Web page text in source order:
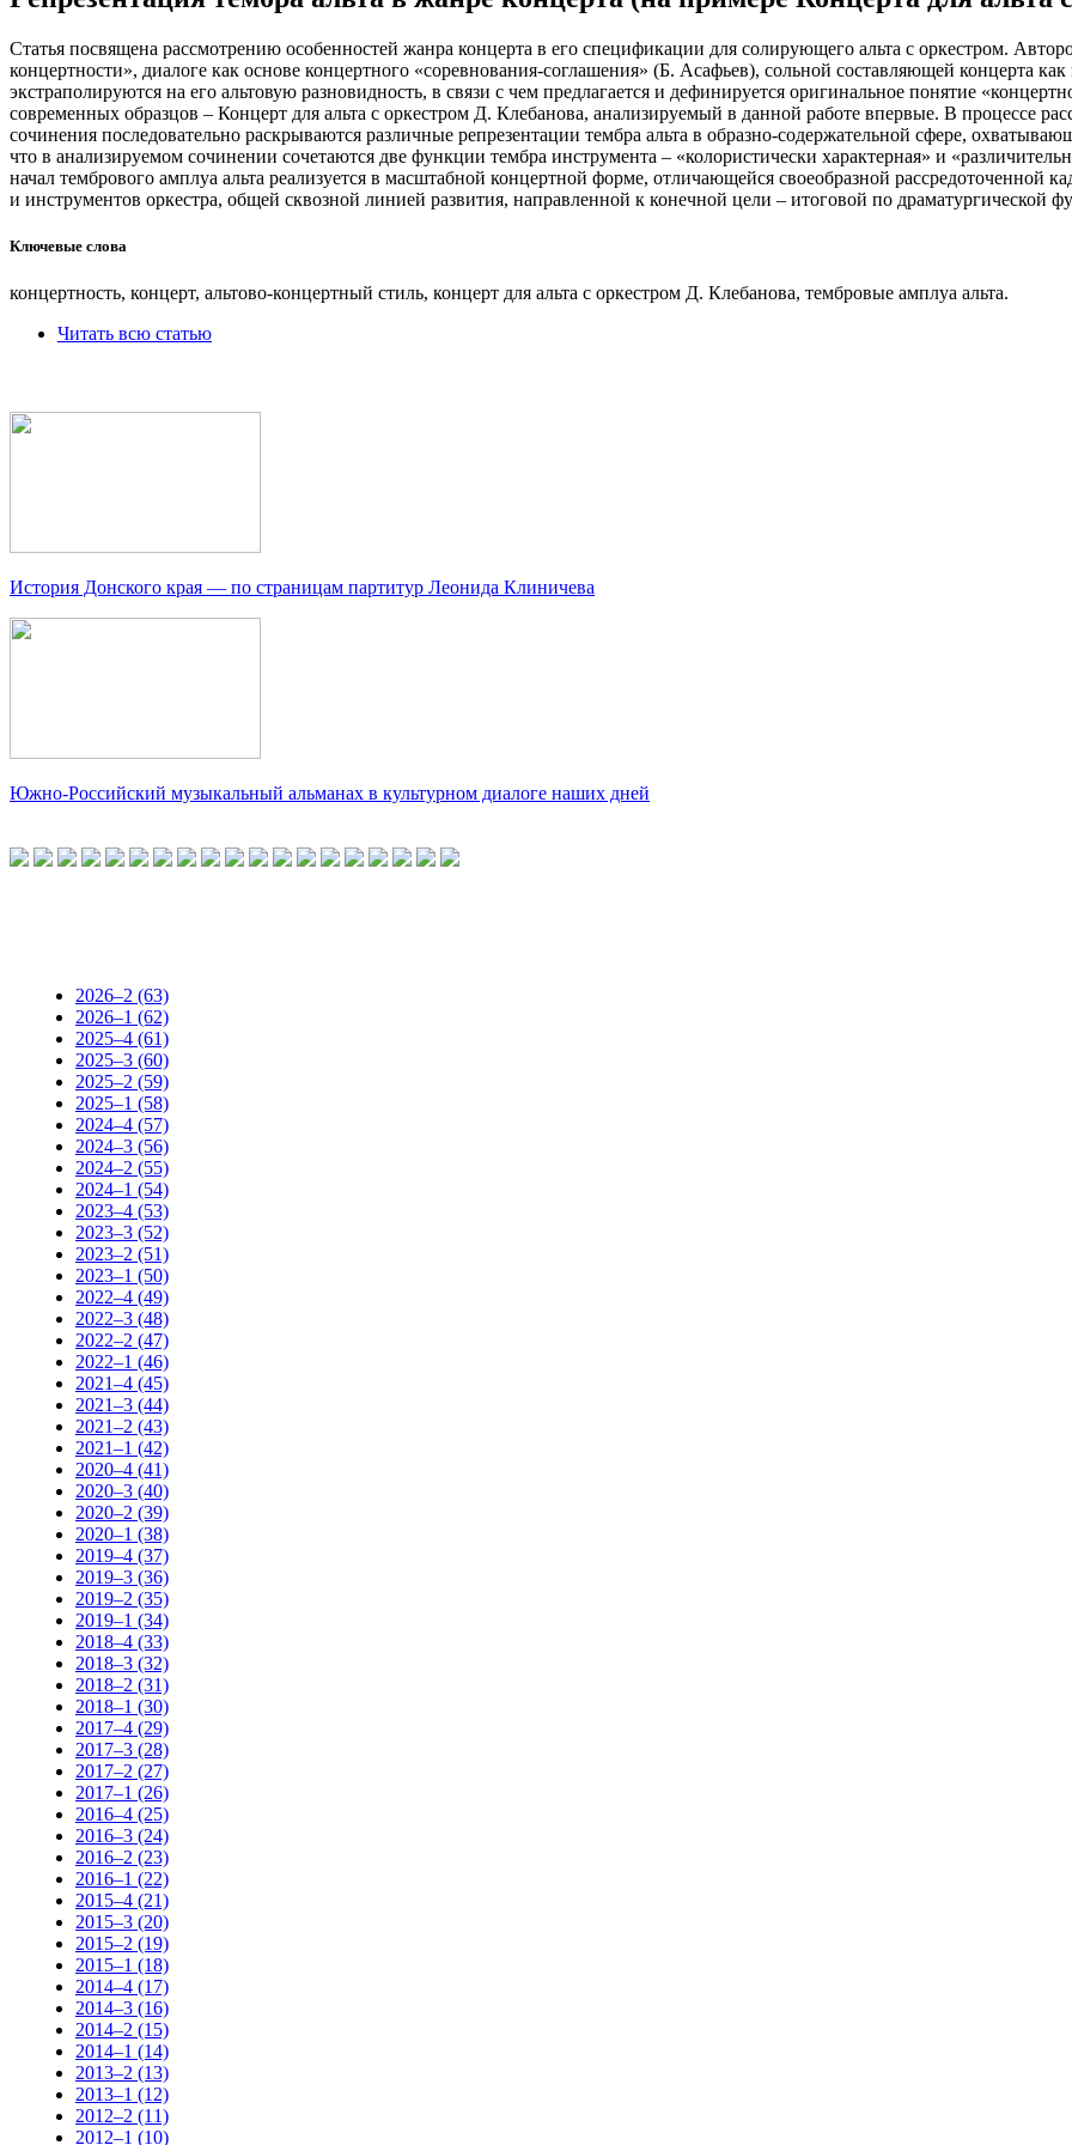
Статья посвящена рассмотрению особенностей жанра концерта в его спецификации для солирующего альта с оркестром.
концертности», диалоге как основе концертного «соревнования-соглашения» (Б. Асафьев), сольной составляющей концерта
экстраполируются на его альтовую разновидность, в связи с чем предлагается и дефинируется оригинальное понятие
современных образцов – Концерт для альта с оркестром Д. Клебанова, анализируемый в данной работе впервые. В процессе
сочинения последовательно раскрываются различные репрезентации тембра альта в образно-содержательной сфере,
что в анализируемом сочинении сочетаются две функции тембра инструмента – «колористически характерная» и
начал тембрового амплуа альта реализуется в масштабной концертной форме, отличающейся своеобразной рассредоточенной
и инструментов оркестра, общей сквозной линией развития, направленной к конечной цели – итоговой по драматургической
Ключевые слова
концертность, концерт, альтово-концертный стиль, концерт для альта с оркестром Д. Клебанова, тембровые амплуа альта.
Читать всю статью
История Донского края — по страницам партитур Леонида Клиничева
Южно-Российский музыкальный альманах в культурном диалоге наших дней
2026–2 (63)
2026–1 (62)
2025–4 (61)
2025–3 (60)
2025–2 (59)
2025–1 (58)
2024–4 (57)
2024–3 (56)
2024–2 (55)
2024–1 (54)
2023–4 (53)
2023–3 (52)
2023–2 (51)
2023–1 (50)
2022–4 (49)
2022–3 (48)
2022–2 (47)
2022–1 (46)
2021–4 (45)
2021–3 (44)
2021–2 (43)
2021–1 (42)
2020–4 (41)
2020–3 (40)
2020–2 (39)
2020–1 (38)
2019–4 (37)
2019–3 (36)
2019–2 (35)
2019–1 (34)
2018–4 (33)
2018–3 (32)
2018–2 (31)
2018–1 (30)
2017–4 (29)
2017–3 (28)
2017–2 (27)
2017–1 (26)
2016–4 (25)
2016–3 (24)
2016–2 (23)
2016–1 (22)
2015–4 (21)
2015–3 (20)
2015–2 (19)
2015–1 (18)
2014–4 (17)
2014–3 (16)
2014–2 (15)
2014–1 (14)
2013–2 (13)
2013–1 (12)
2012–2 (11)
2012–1 (10)